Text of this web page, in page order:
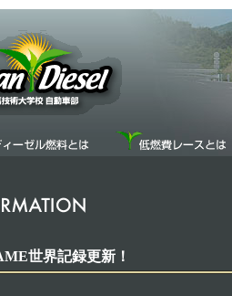
世界記録更新！